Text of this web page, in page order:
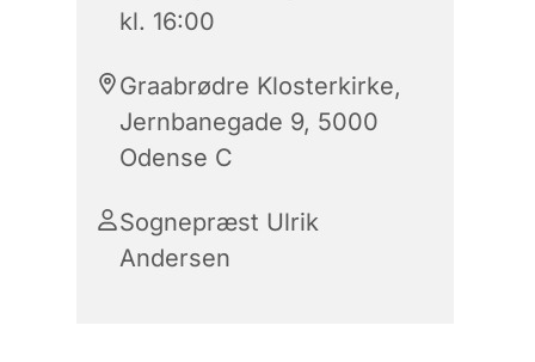
kl. 16:00
Graabrødre Klosterkirke,
Jernbanegade 9, 5000
Odense C
Sognepræst Ulrik
Andersen